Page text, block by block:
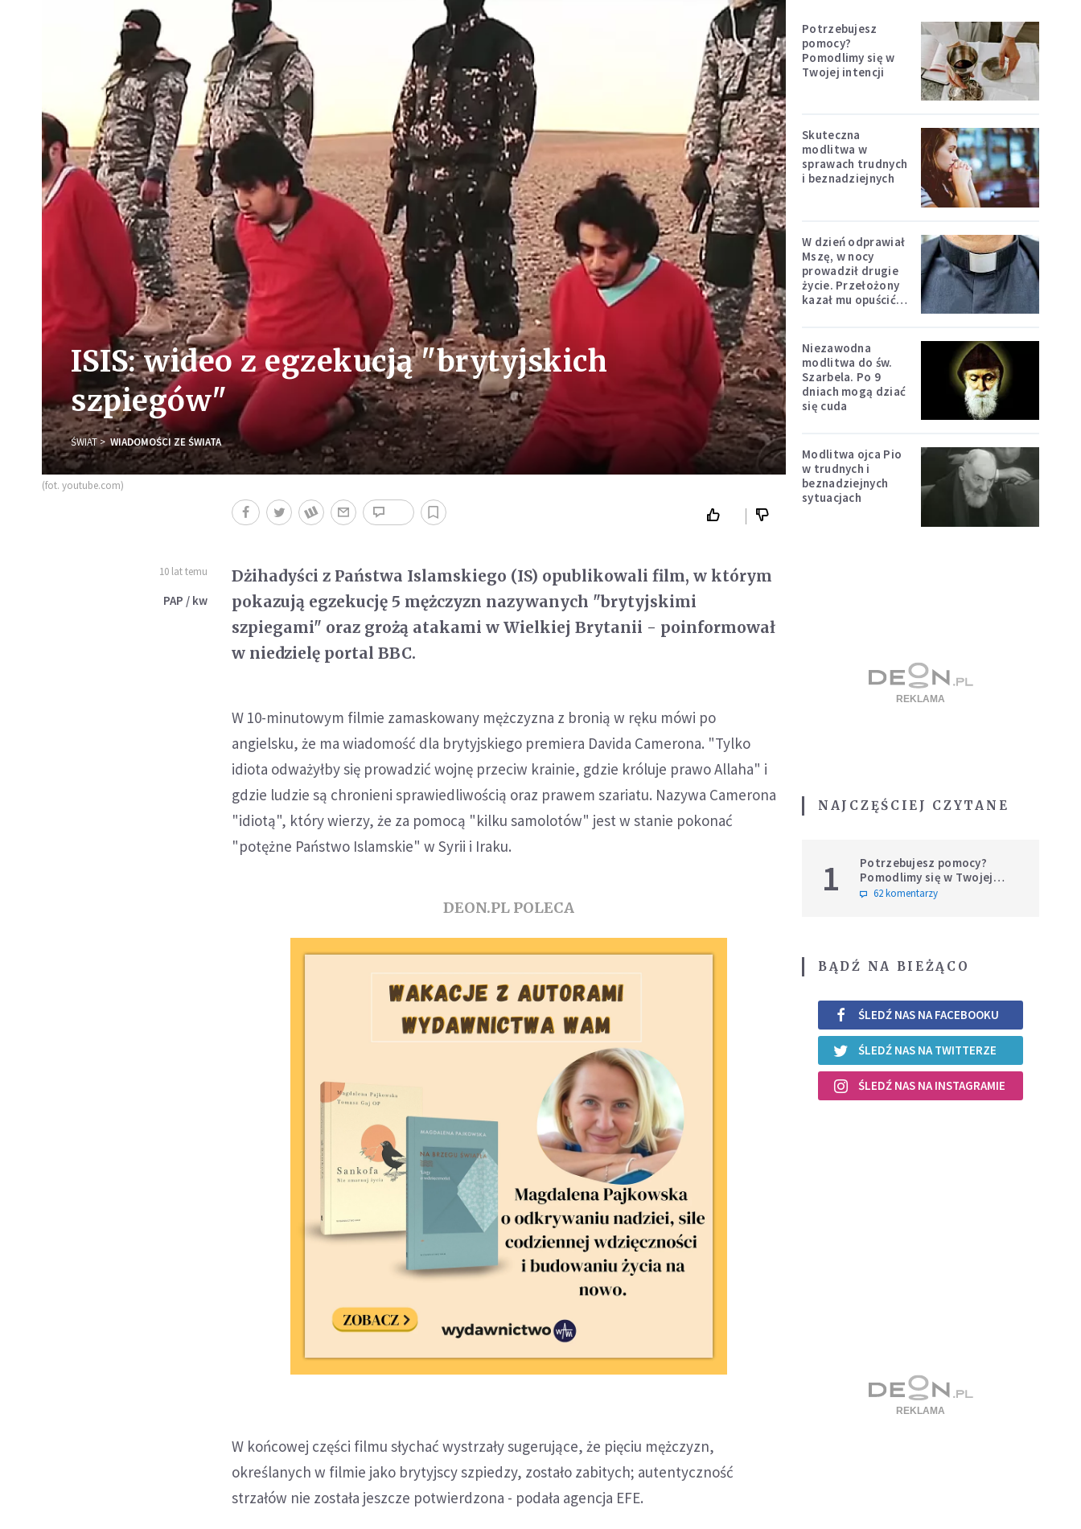
ISIS: wideo z egzekucją "brytyjskich
szpiegów"
ŚWIAT WIADOMOŚCI ZE ŚWIATA
(fot. youtube.com)
10 lat temu
PAP / kw
Dżihadyści z Państwa Islamskiego (IS) opublikowali film, w którym
pokazują egzekucję 5 mężczyzn nazywanych "brytyjskimi
szpiegami" oraz grożą atakami w Wielkiej Brytanii - poinformował
w niedzielę portal BBC.
W 10-minutowym filmie zamaskowany mężczyzna z bronią w ręku mówi po
angielsku, że ma wiadomość dla brytyjskiego premiera Davida Camerona. "Tylko
idiota odważyłby się prowadzić wojnę przeciw krainie, gdzie króluje prawo Allaha" i
gdzie ludzie są chronieni sprawiedliwością oraz prawem szariatu. Nazywa Camerona
"idiotą", który wierzy, że za pomocą "kilku samolotów" jest w stanie pokonać
"potężne Państwo Islamskie" w Syrii i Iraku.
DEON.PL POLECA
W końcowej części filmu słychać wystrzały sugerujące, że pięciu mężczyzn,
określanych w filmie jako brytyjscy szpiedzy, zostało zabitych; autentyczność
strzałów nie została jeszcze potwierdzona - podała agencja EFE.
Potrzebujesz
pomocy?
Pomodlimy się w
Twojej intencji
Skuteczna
modlitwa w
sprawach trudnych
i beznadziejnych
W dzień odprawiał
Mszę, w nocy
prowadził drugie
życie. Przełożony
kazał mu opuścić
Niezawodna
modlitwa do św.
Szarbela. Po 9
dniach mogą dziać
się cuda
Modlitwa ojca Pio
w trudnych i
beznadziejnych
sytuacjach
NAJCZĘŚCIEJ CZYTANE
1
Potrzebujesz pomocy?
Pomodlimy się w Twojej
intencji
62 komentarzy
BĄDŹ NA BIEŻĄCO
ŚLEDŹ NAS NA FACEBOOKU
ŚLEDŹ NAS NA TWITTERZE
ŚLEDŹ NAS NA INSTAGRAMIE